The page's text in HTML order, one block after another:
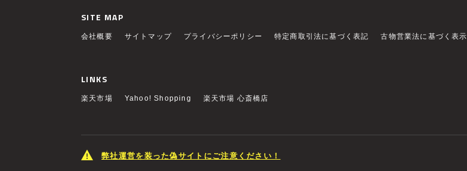
SITE MAP
会社概要 サイトマップ プライバシーポリシー 特定商取引法に基づく表記 古物営業法に基づく表示
LINKS
楽天市場 Yahoo! Shopping 楽天市場 心斎橋店
弊社運営を装った偽サイトにご注意ください！